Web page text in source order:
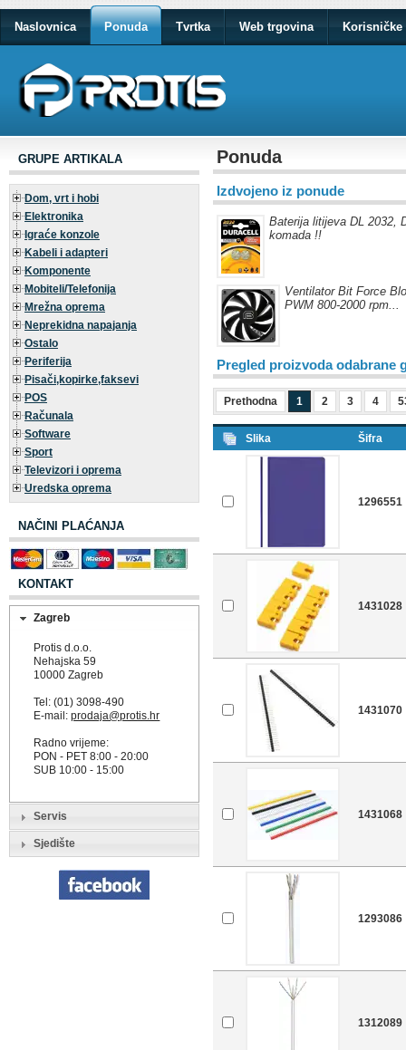
Naslovnica Ponuda Tvrtka Web trgovina Korisničke
GRUPE ARTIKALA
Dom, vrt i hobi
Elektronika
Igraće konzole
Kabeli i adapteri
Komponente
Mobiteli/Telefonija
Mrežna oprema
Neprekidna napajanja
Ostalo
Periferija
Pisači,kopirke,faksevi
POS
Računala
Software
Sport
Televizori i oprema
Uredska oprema
NAČINI PLAĆANJA
KONTAKT
Zagreb
Protis d.o.o.
Nehajska 59
10000 Zagreb
Tel: (01) 3098-490
E-mail:prodaja@protis.hr
Radno vrijeme:
PON - PET 8:00 - 20:00
SUB 10:00 - 15:00
Servis
Sjedište
Ponuda
Izdvojeno iz ponude
Baterija litijeva DL 2032,
komada !!
Ventilator Bit Force
PWM 800-2000 rpm...
Pregled proizvoda odabrane
Prethodna 1 2 3 4
Slika Šifra
1296551
1431028
1431070
1431068
1293086
1312089